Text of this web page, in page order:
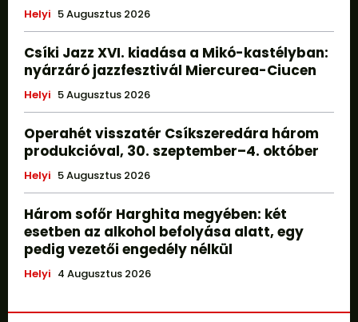
Helyi 5 Augusztus 2026
Csíki Jazz XVI. kiadása a Mikó-kastélyban:
nyárzáró jazzfesztivál Miercurea-Ciucen
Helyi 5 Augusztus 2026
Operahét visszatér Csíkszeredára három
produkcióval, 30. szeptember–4. október
Helyi 5 Augusztus 2026
Három sofőr Harghita megyében: két
esetben az alkohol befolyása alatt, egy
pedig vezetői engedély nélkül
Helyi 4 Augusztus 2026